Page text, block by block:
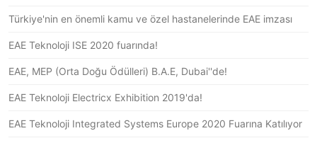
Türkiye'nin en önemli kamu ve özel hastanelerinde EAE imzası
EAE Teknoloji ISE 2020 fuarında!
EAE, MEP (Orta Doğu Ödülleri) B.A.E, Dubai''de!
EAE Teknoloji Electricx Exhibition 2019'da!
EAE Teknoloji Integrated Systems Europe 2020 Fuarına Katılıyor